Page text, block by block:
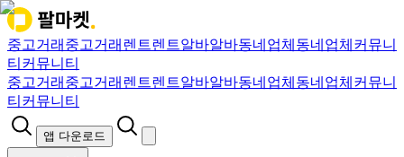
중고거래 중고거래 렌트렌트알바알바동네업체 동네업체 커뮤니
티 커뮤니티
중고거래 중고거래 렌트렌트알바알바동네업체 동네업체 커뮤니
티 커뮤니티
앱 다운로드